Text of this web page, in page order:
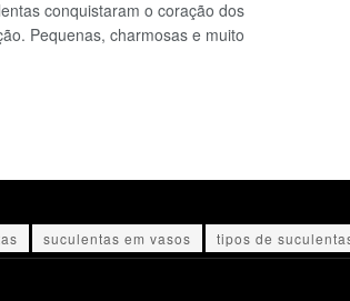
conquistaram o coração dos
Pequenas, charmosas e muito
suculentas em vasos tipos de